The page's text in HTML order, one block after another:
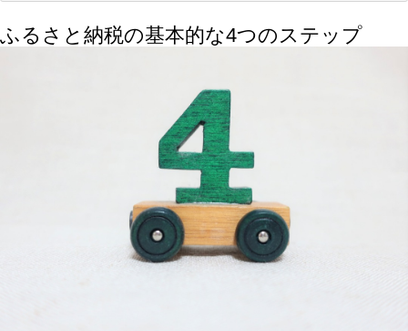
ふるさと納税の基本的な4つのステップ